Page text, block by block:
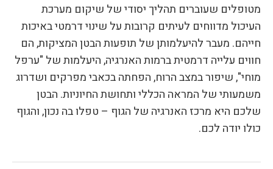
מטופלים שעוברים תהליך יסודי של שיקום מערכת
העיכול מדווחים לעיתים קרובות על שינוי דרמטי באיכות
חייהם. מעבר להיעלמותן של תופעות הבטן המציקות, הם
חווים עלייה דרמטית ברמות האנרגיה, היעלמות של "ערפל
מוחי", שיפור במצב הרוח, הפחתה בכאבי מפרקים ושדרוג
משמעותי של המראה הכללי ותחושת החיוניות. הבטן
שלכם היא מרכז האנרגיה של הגוף – טפלו בה נכון, והגוף
כולו יודה לכם.